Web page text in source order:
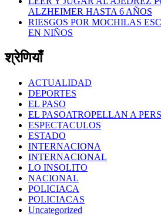
ALZHEIMER HASTA 6 AÑOS
RIESGOS POR MOCHILAS
EN NIÑOS
श्रेणियाँ
ACTUALIDAD
DEPORTES
EL PASO
EL PASOATROPELLAN A
ESPECTACULOS
ESTADO
INTERNACIONA
INTERNACIONAL
LO INSOLITO
NACIONAL
POLICIACA
POLICIACAS
Uncategorized